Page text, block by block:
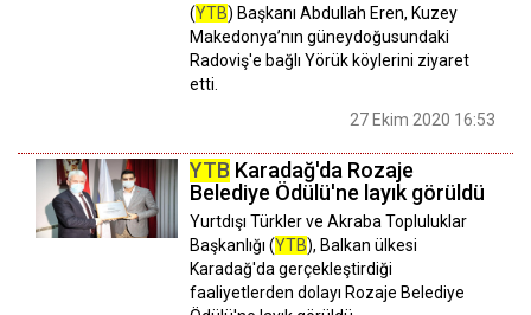
(YTB) Başkanı Abdullah Eren, Kuzey
Makedonya’nın güneydoğusundaki
Radoviş'e bağlı Yörük köylerini ziyaret
etti.
27 Ekim 2020 16:53
YTB Karadağ'da Rozaje
Belediye Ödülü'ne layık görüldü
Yurtdışı Türkler ve Akraba Topluluklar
Başkanlığı (YTB), Balkan ülkesi
Karadağ'da gerçekleştirdiği
faaliyetlerden dolayı Rozaje Belediye